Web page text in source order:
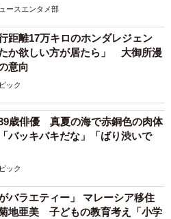
ースエンタメ部
距離17万キロのホンダレジェン
か欲しい方が居たら」 大御所漫
意向
ック
歳俳優 真夏の海で赤銅色の肉体
ッキバキだな」「ばり渋いで
ック
バラエティー」 マレーシア移住
地亜美 子どもの教育考え「小学